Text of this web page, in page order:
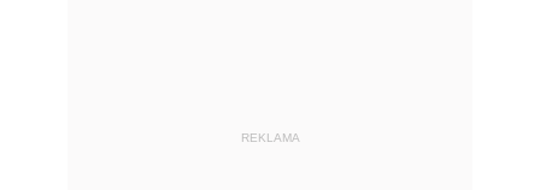
REKLAMA